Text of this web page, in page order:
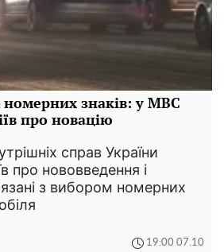
номерних знаків: у МВС
про новацію
справ України
про нововведення і
з вибором номерних
19:00 07.10